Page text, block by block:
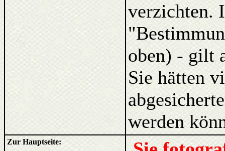
verzichten.
oben) - gilt
Sie hätten
werden
Zur Hauptseite: